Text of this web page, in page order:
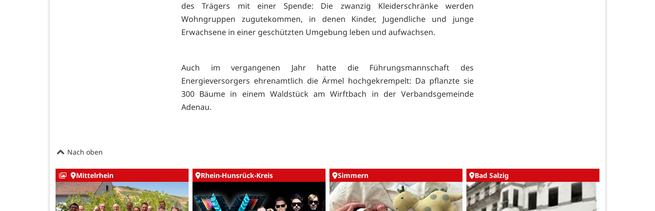
des Trägers mit einer Spende: Die zwanzig Kleiderschränke werden
Wohngruppen zugutekommen, in denen Kinder, Jugendliche und junge
Erwachsene in einer geschützten Umgebung leben und aufwachsen.
Auch im vergangenen Jahr hatte die Führungsmannschaft des
Energieversorgers ehrenamtlich die Ärmel hochgekrempelt: Da pflanzte sie
300 Bäume in einem Waldstück am Wirftbach in der Verbandsgemeinde
Adenau.
Nach oben
Mittelrhein Rhein-Hunsrück-Kreis Simmern Bad Salzig